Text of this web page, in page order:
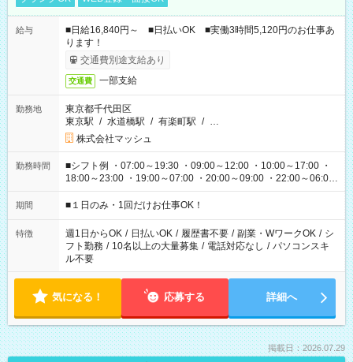
給与
■日給16,840円～ ■日払いOK ■実働3時間5,120円のお仕事あ
ります！
交通費別途支給あり
交通費 一部支給
勤務地
東京都千代田区
東京駅 / 水道橋駅 / 有楽町駅 / …
株式会社マッシュ
勤務時間
■シフト例 ・07:00～19:30 ・09:00～12:00 ・10:00～17:00 ・
18:00～23:00 ・19:00～07:00 ・20:00～09:00 ・22:00～06:00
etc ★最短で3時間で5,120円のお仕事から 15時間で2万円近く稼
げるお仕事も！ ご希望のお時間に合わせてご紹介！ ※シフトは
ください！
期間 ■１日のみ・1回だけお仕事OK！
特徴 週1日からOK / 日払いOK / 履歴書不要 / 副業・WワークOK / シ
フト勤務 / 10名以上の大量募集 / 電話対応なし / パソコンスキ
ル不要
気になる！ 応募する 詳細へ
掲載日：2026.07.29